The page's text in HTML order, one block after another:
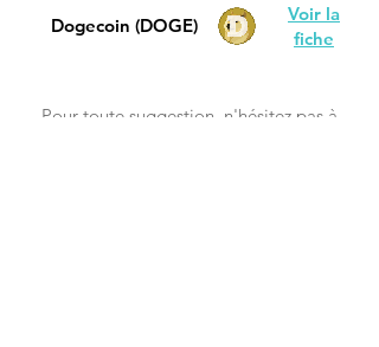
Dogecoin (DOGE)
Voir la
fiche
Pour toute suggestion, n'hésitez pas à